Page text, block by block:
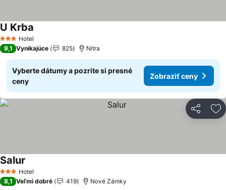
3 Počet hviezdičiek
Hotel
U Krba
9,1 Vynikajúce 825 Nitra
Vyberte dátumy a pozrite si presné
ceny
Zobraziť ceny
Zdieľať
3 Počet hviezdičiek
Hotel
Salur
8,1 Veľmi dobré 419 Nové Zámky